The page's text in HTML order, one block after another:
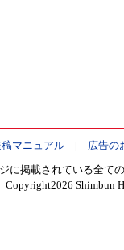
マニュアル | 広告の
に掲載されている全て
Copyright2026 Shimbun